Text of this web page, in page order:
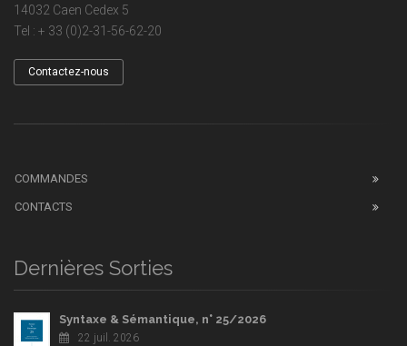
14032 Caen Cedex 5
Tel : + 33 (0)2-31-56-62-20
Contactez-nous
COMMANDES
CONTACTS
Dernières Sorties
Syntaxe & Sémantique, n° 25/2026
22 juil. 2026